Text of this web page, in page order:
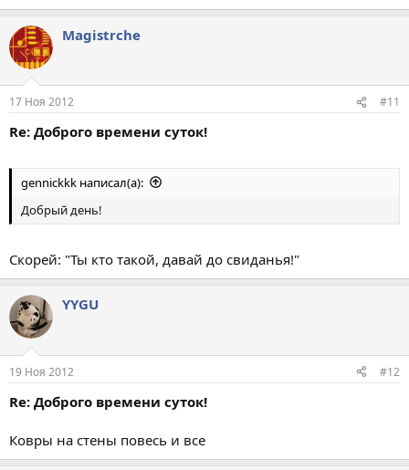
Magistrche
17 Ноя 2012 #11
Re: Доброго времени суток!
gennickkk написал(а):
Добрый день!
Скорей: "Ты кто такой, давай до свиданья!"
YYGU
19 Ноя 2012 #12
Re: Доброго времени суток!
Ковры на стены повесь и все